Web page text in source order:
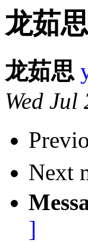
龙茹
龙茹思
Wed
Next
]